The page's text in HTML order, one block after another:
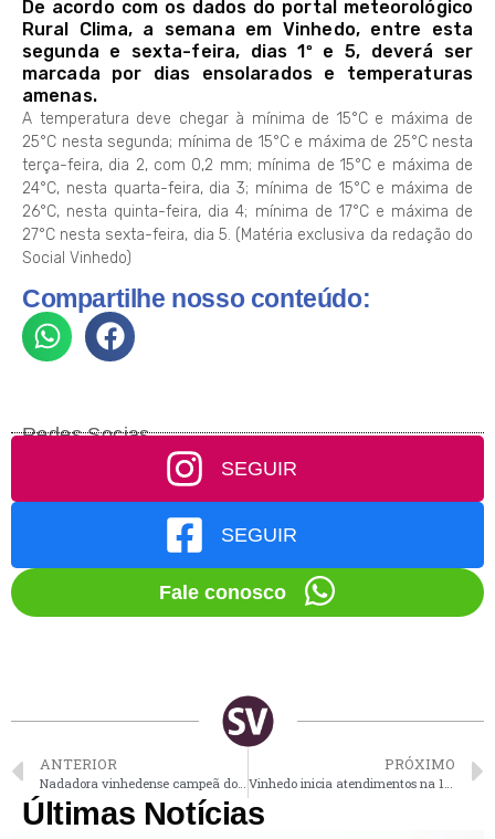
De acordo com os dados do portal meteorológico
Rural Clima, a semana em Vinhedo, entre esta
segunda e sexta-feira, dias 1º e 5, deverá ser
marcada por dias ensolarados e temperaturas
amenas.
A temperatura deve chegar à mínima de 15°C e máxima de
25°C nesta segunda; mínima de 15°C e máxima de 25°C nesta
terça-feira, dia 2, com 0,2 mm; mínima de 15°C e máxima de
24°C, nesta quarta-feira, dia 3; mínima de 15°C e máxima de
26°C, nesta quinta-feira, dia 4; mínima de 17°C e máxima de
27°C nesta sexta-feira, dia 5. (Matéria exclusiva da redação do
Social Vinhedo)
Compartilhe nosso conteúdo:
Redes Socias
SEGUIR
SEGUIR
Fale conosco
ANTERIOR PRÓXIMO
Últimas Notícias